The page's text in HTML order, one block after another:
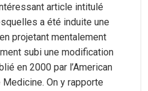
article intitulé
a été induite une
projetant mentalement
subi une modification
en 2000 par l’American
On y rapporte